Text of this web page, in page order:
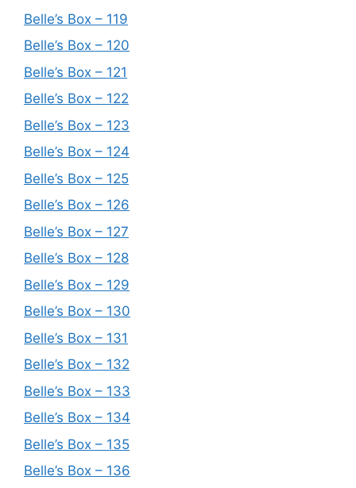
Belle’s Box – 119
Belle’s Box – 120
Belle’s Box – 121
Belle’s Box – 122
Belle’s Box – 123
Belle’s Box – 124
Belle’s Box – 125
Belle’s Box – 126
Belle’s Box – 127
Belle’s Box – 128
Belle’s Box – 129
Belle’s Box – 130
Belle’s Box – 131
Belle’s Box – 132
Belle’s Box – 133
Belle’s Box – 134
Belle’s Box – 135
Belle’s Box – 136